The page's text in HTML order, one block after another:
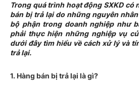
Trong quá trình hoạt động SXKD có
bán bị trả lại do những nguyên
bộ phận trong doanh nghiệp như
phải thực hiện những nghiệp vụ
dưới đây tìm hiểu về cách xử lý và
trả lại.
1. Hàng bán bị trả lại là gì?